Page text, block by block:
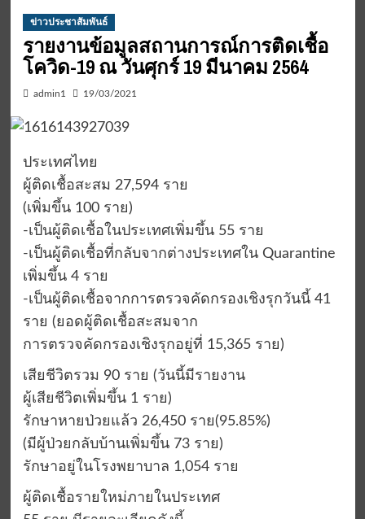
ข่าวประชาสัมพันธ์
รายงานข้อมูลสถานการณ์การติดเชื้อ
โควิด-19 ณ วันศุกร์ 19 มีนาคม 2564
admin1 19/03/2021
ประเทศไทย
ผู้ติดเชื้อสะสม 27,594 ราย
(เพิ่มขึ้น 100 ราย)
-เป็นผู้ติดเชื้อในประเทศเพิ่มขึ้น 55 ราย
-เป็นผู้ติดเชื้อที่กลับจากต่างประเทศใน Quarantine
เพิ่มขึ้น 4 ราย
-เป็นผู้ติดเชื้อจากการตรวจคัดกรองเชิงรุกวันนี้ 41
ราย (ยอดผู้ติดเชื้อสะสมจาก
การตรวจคัดกรองเชิงรุกอยู่ที่ 15,365 ราย)
เสียชีวิตรวม 90 ราย (วันนี้มีรายงาน
ผู้เสียชีวิตเพิ่มขึ้น 1 ราย)
รักษาหายป่วยแล้ว 26,450 ราย(95.85%)
(มีผู้ป่วยกลับบ้านเพิ่มขึ้น 73 ราย)
รักษาอยู่ในโรงพยาบาล 1,054 ราย
ผู้ติดเชื้อรายใหม่ภายในประเทศ